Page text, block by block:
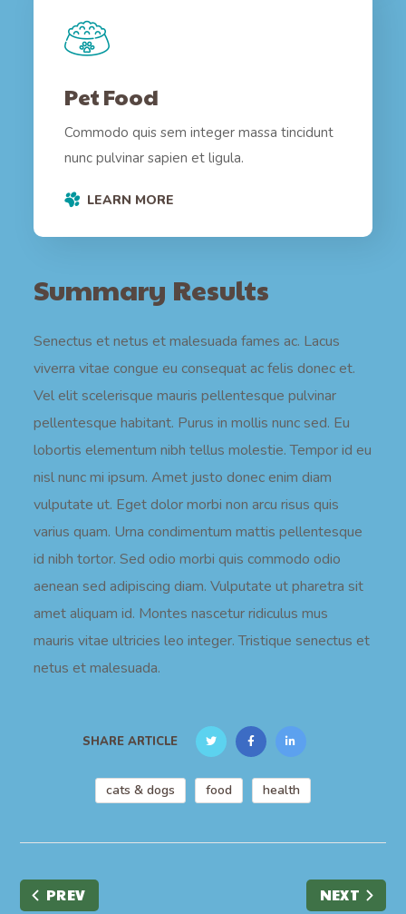
Pet Food
Commodo quis sem integer massa tincidunt
nunc pulvinar sapien et ligula.
LEARN MORE
Summary Results
Senectus et netus et malesuada fames ac. Lacus
viverra vitae congue eu consequat ac felis donec et.
Vel elit scelerisque mauris pellentesque pulvinar
pellentesque habitant. Purus in mollis nunc sed. Eu
lobortis elementum nibh tellus molestie. Tempor id eu
nisl nunc mi ipsum. Amet justo donec enim diam
vulputate ut. Eget dolor morbi non arcu risus quis
varius quam. Urna condimentum mattis pellentesque
id nibh tortor. Sed odio morbi quis commodo odio
aenean sed adipiscing diam. Vulputate ut pharetra sit
amet aliquam id. Montes nascetur ridiculus mus
mauris vitae ultricies leo integer. Tristique senectus et
netus et malesuada.
SHARE ARTICLE
cats & dogs food health
PREV NEXT